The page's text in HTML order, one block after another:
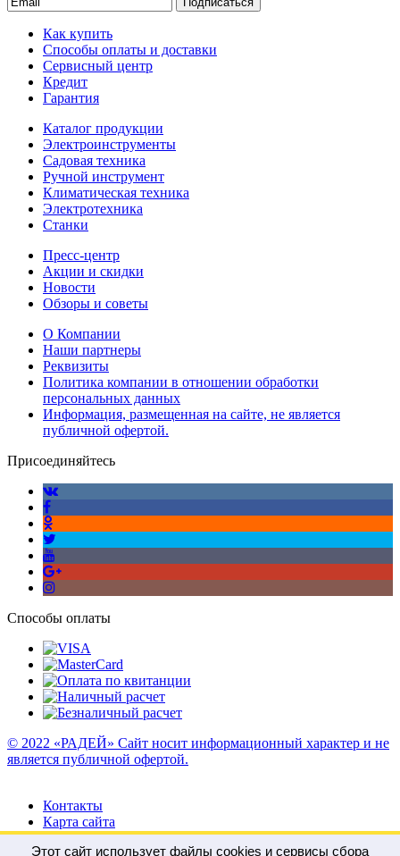
Как купить
Способы оплаты и доставки
Сервисный центр
Кредит
Гарантия
Каталог продукции
Электроинструменты
Садовая техника
Ручной инструмент
Климатическая техника
Электротехника
Станки
Пресс-центр
Акции и скидки
Новости
Обзоры и советы
О Компании
Наши партнеры
Реквизиты
Политика компании в отношении обработки
персональных данных
Информация, размещенная на сайте, не является
публичной офертой.
Присоединяйтесь
Способы оплаты
© 2022 «РАДЕЙ» Сайт носит информационный характер и не
является публичной офертой.
Контакты
Карта сайта
Этот сайт использует файлы cookies и сервисы сбора